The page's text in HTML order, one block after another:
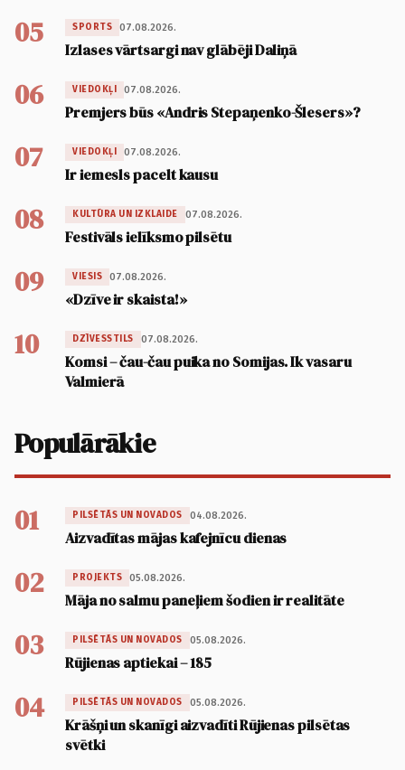
05 SPORTS 07.08.2026.
Izlases vārtsargi nav glābēji Daliņā
06 VIEDOKĻI 07.08.2026.
Premjers būs «Andris Stepaņenko-Šlesers»?
07 VIEDOKĻI 07.08.2026.
Ir iemesls pacelt kausu
08 KULTŪRA UN IZKLAIDE 07.08.2026.
Festivāls ielīksmo pilsētu
09 VIESIS 07.08.2026.
«Dzīve ir skaista!»
10 DZĪVESSTILS 07.08.2026.
Komsi – čau-čau puika no Somijas. Ik vasaru
Valmierā
Populārākie
01 PILSĒTĀS UN NOVADOS 04.08.2026.
Aizvadītas mājas kafejnīcu dienas
02 PROJEKTS 05.08.2026.
Māja no salmu paneļiem šodien ir realitāte
03 PILSĒTĀS UN NOVADOS 05.08.2026.
Rūjienas aptiekai – 185
04 PILSĒTĀS UN NOVADOS 05.08.2026.
Krāšņi un skanīgi aizvadīti Rūjienas pilsētas
svētki